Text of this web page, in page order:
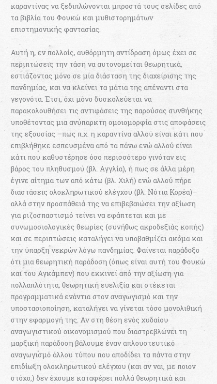
καραντίνας να ξεδιπλώνονται μπροστά τους σελίδες από
τα βιβλία του Φουκώ και μυθιστορημάτων
επιστημονικής φαντασίας.
Αυτή η, εν πολλοίς, αυθόρμητη αντίδραση όμως έχει σε
περιπτώσεις την τάση να αυτονομείται θεωρητικά,
εστιάζοντας μόνο σε μία διάσταση της διαχείρισης της
πανδημίας, και να κλείνει τα μάτια της απέναντι στα
γεγονότα. Έτσι, όχι μόνο δυσκολεύεται να
παρακολουθήσει τις αντιφάσεις της παρούσας συνθήκης
υποθέτοντας μια ανύπαρκτη ομοιομορφία στις αποφάσεις
της εξουσίας –πως π.χ. η καραντίνα αλλού είναι κάτι που
επιβλήθηκε εσπευσμένα από τα πάνω ενώ αλλού είναι
κάτι που καθυστέρησε όσο περισσότερο γινόταν εις
βάρος του πληθυσμού (βλ. Αγγλία), ή πως σε άλλα μέρη
έγινε αίτημα των από κάτω (βλ. Χιλή) ενώ αλλού πήρε
διαστάσεις ολοκληρωτικού ελέγχου (βλ. Νότια Κορέα)–
αλλά στην προσπάθειά της να επιβεβαιώσει την αξίωση
για ριζοσπαστισμό τείνει να εφάπτεται και με
συνωμοσιολογικές θεωρίες (συνήθως ακροδεξιάς κοπής)
και σε περιπτώσεις καταλήγει να υποβαθμίζει ακόμα και
την ύπαρξη νεκρών λόγω πανδημίας. Φαίνεται παράδοξο
ότι μια θεωρητική παράδοση (όπως είναι αυτή του Φουκώ
και του Αγκάμπεν) που εκκινεί από την αξίωση για
πολλαπλότητα, θεωρητική ευελιξία και στέκεται
προγραμματικά ενάντια στον αναγωγισμό και την
υποστασιοποίηση, καταλήγει να γίνεται τόσο μονολιθική
στην εφαρμογή της. Αν στη θέση ενός χυδαίου
αναγωγιστικού οικονομισμού που διαστρεβλώνει τη
μαρξική παράδοση βάλουμε έναν απλουστευτικό
αναγωγισμό άλλου τύπου που αποδίδει τα πάντα στην
επιδίωξη ολοκληρωτικού ελέγχου (και αν ναι, με ποιον
στόχο;) δεν έχουμε καταφέρει πολλά θεωρητικά και